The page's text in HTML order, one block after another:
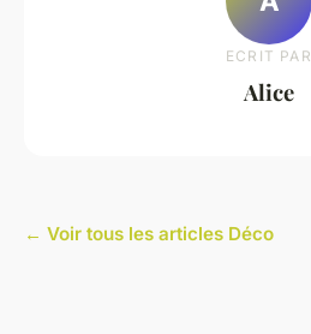
ECRIT PAR
Alice
← Voir tous les articles Déco